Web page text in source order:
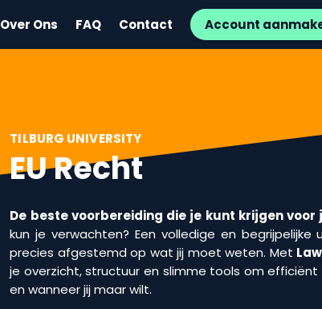
Over Ons FAQ Contact Account
TILBURG UNIVERSITY
EU Recht
De beste voorbereiding die je kunt krijgen
kun je verwachten? Een volledige en begrijpelijke
precies afgestemd op wat jij moet weten. Met
je overzicht, structuur en slimme tools om
en wanneer jij maar wilt.